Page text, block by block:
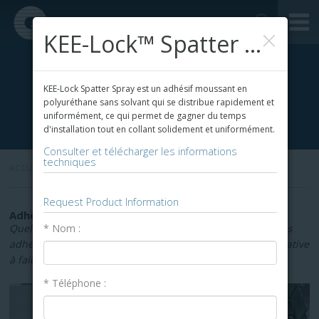
ACCUEIL »
Adhésifs et solins de toiture à froid
Quels adhésifs pour toiture conviennent à votre projet? Les
adhésifs à membrane appliqués à froid offrent une alternative
à faible odeur aux adhésifs appliqués à chaud.
×
KEE-Lock™ Spatter Spray
KEE-Lock Spatter Spray est un adhésif moussant en
polyuréthane sans solvant qui se distribue rapidement et
uniformément, ce qui permet de gagner du temps
d'installation tout en collant solidement et uniformément.
Consulter et télécharger les informations
techniques
Request Product Information
* Nom :
* Téléphone :